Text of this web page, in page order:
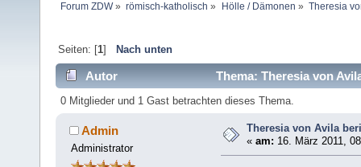
Forum ZDW» römisch-katholisch » Hölle / Dämonen » Theresia
Seiten: [1] Nach unten
Autor Thema: Theresia von
0 Mitglieder und 1 Gast betrachten dieses Thema.
Admin
Administrator
Theresia von Avila
«am: 16. März 2011,